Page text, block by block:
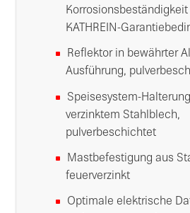
KATHREIN-
Reflektor in bewährter
Ausführung,
Speisesystem-
verzinktem Stahlblech,
pulverbeschichtet
Mastbefestigung aus
feuerverzinkt
Optimale elektrische